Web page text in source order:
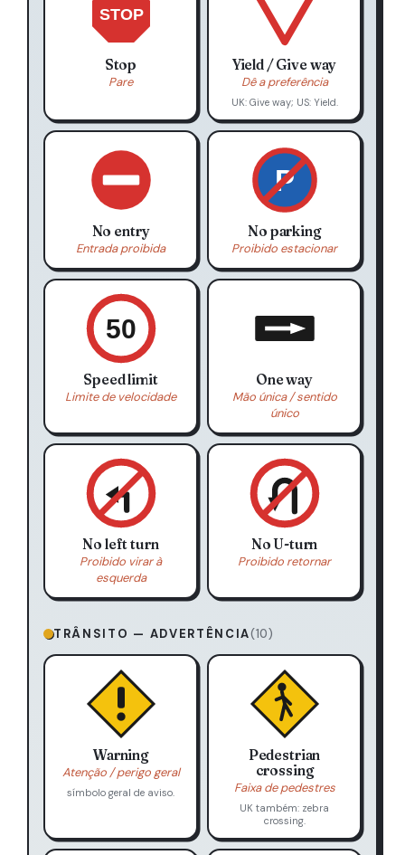
STOP
Stop
Pare
Yield / Give way
Dê a preferência
UK: Give way; US: Yield.
No entry
Entrada proibida
P
No parking
Proibido estacionar
50
Speed limit
Limite de velocidade
One way
Mão única / sentido
único
No left turn
Proibido virar à
esquerda
No U-turn
Proibido retornar
TRÂNSITO — ADVERTÊNCIA(10)
Warning
Atenção / perigo geral
símbolo geral de aviso.
Pedestrian
crossing
Faixa de pedestres
UK também: zebra
crossing.